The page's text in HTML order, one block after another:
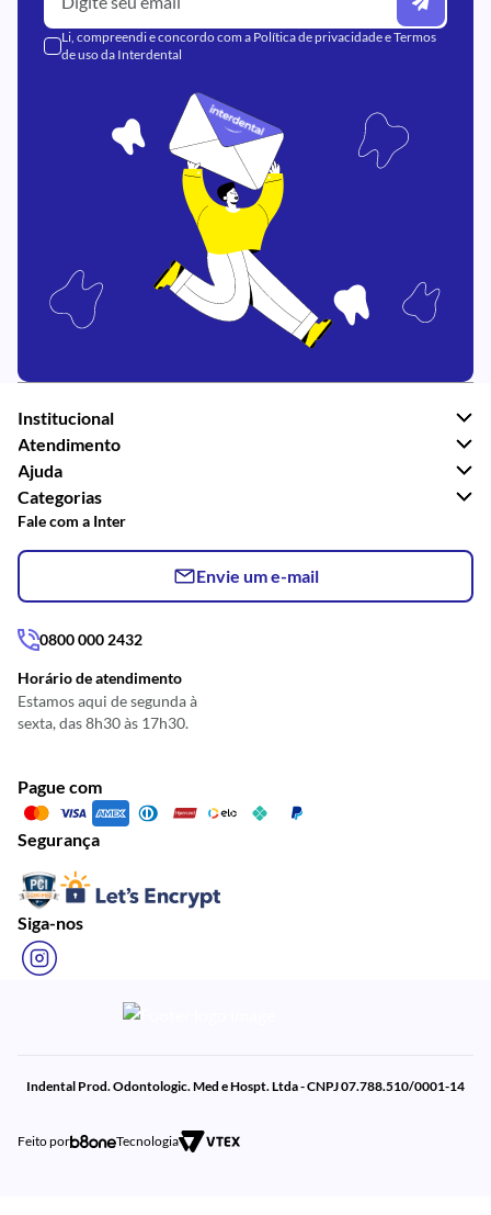
Li, compreendi e concordo com a Política de privacidadeeTermos
de usoda Interdental
Institucional
Atendimento
Ajuda
Categorias
Fale com a Inter
Envie um e-mail
0800 000 2432
Horário de atendimento
Estamos aqui de segunda à
sexta, das 8h30 às 17h30.
Pague com
Segurança
Siga-nos
Indental Prod. Odontologic. Med e Hospt. Ltda - CNPJ 07.788.510/0001-14
Feito por Tecnologia